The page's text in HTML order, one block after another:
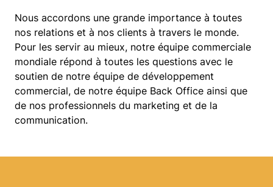
Nous accordons une grande importance à toutes
nos relations et à nos clients à travers le monde.
Pour les servir au mieux, notre équipe commerciale
mondiale répond à toutes les questions avec le
soutien de notre équipe de développement
commercial, de notre équipe Back Office ainsi que
de nos professionnels du marketing et de la
communication.